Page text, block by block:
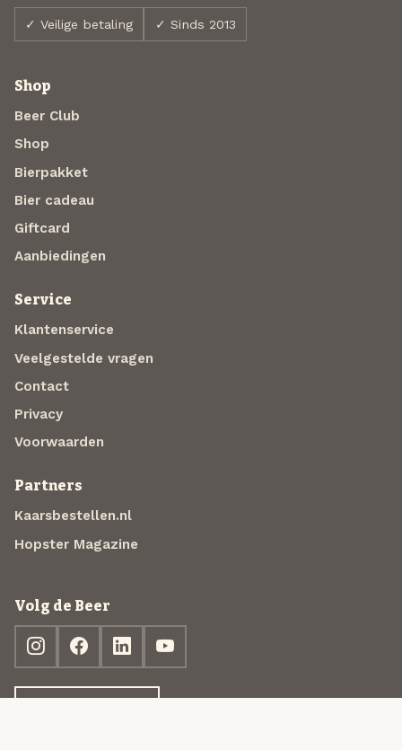
✓ Veilige betaling ✓ Sinds 2013
Shop
Beer Club
Shop
Bierpakket
Bier cadeau
Giftcard
Aanbiedingen
Service
Klantenservice
Veelgestelde vragen
Contact
Privacy
Voorwaarden
Partners
Kaarsbestellen.nl
Hopster Magazine
Volg de Beer